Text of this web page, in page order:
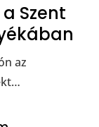
Szent
az